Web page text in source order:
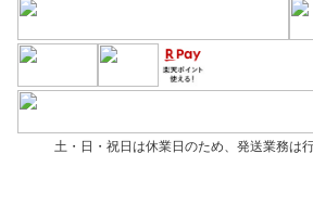
土・日・祝日は休業日のため、発送業務は